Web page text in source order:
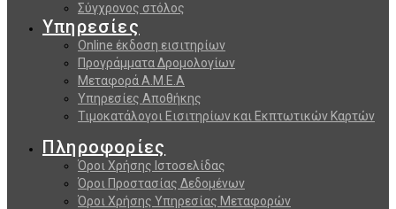
Σύγχρονος στόλος
Υπηρεσίες
Online έκδοση εισιτηρίων
Προγράμματα Δρομολογίων
Μεταφορά Α.Μ.Ε.Α
Υπηρεσίες Αποθήκης
Τιμοκατάλογοι Εισιτηρίων και Εκπτωτικών Καρτών
Πληροφορίες
Όροι Χρήσης Ιστοσελίδας
Όροι Προστασίας Δεδομένων
Όροι Χρήσης Υπηρεσίας Μεταφορών